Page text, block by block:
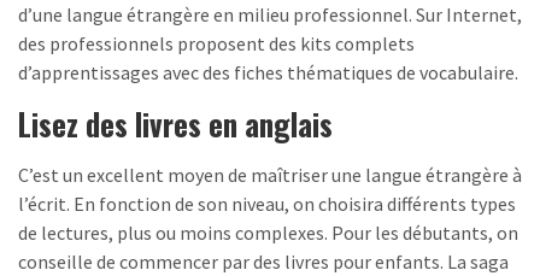
d’une langue étrangère en milieu professionnel. Sur Internet,
des professionnels proposent des kits complets
d’apprentissages avec des fiches thématiques de vocabulaire.
Lisez des livres en anglais
C’est un excellent moyen de maîtriser une langue étrangère à
l’écrit. En fonction de son niveau, on choisira différents types
de lectures, plus ou moins complexes. Pour les débutants, on
conseille de commencer par des livres pour enfants. La saga